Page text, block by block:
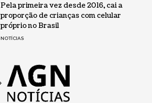
Pela primeira vez desde 2016, cai a
proporção de crianças com celular
próprio no Brasil
NOTÍCIAS